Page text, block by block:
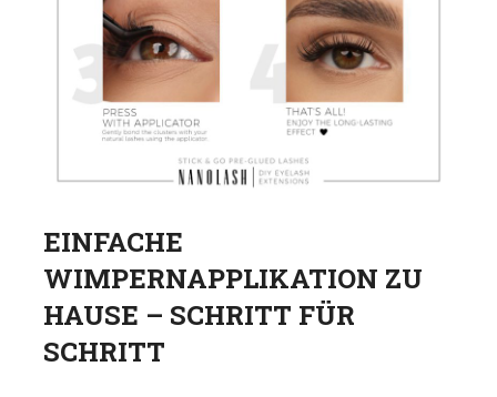
EINFACHE
WIMPERNAPPLIKATION ZU
HAUSE – SCHRITT FÜR
SCHRITT